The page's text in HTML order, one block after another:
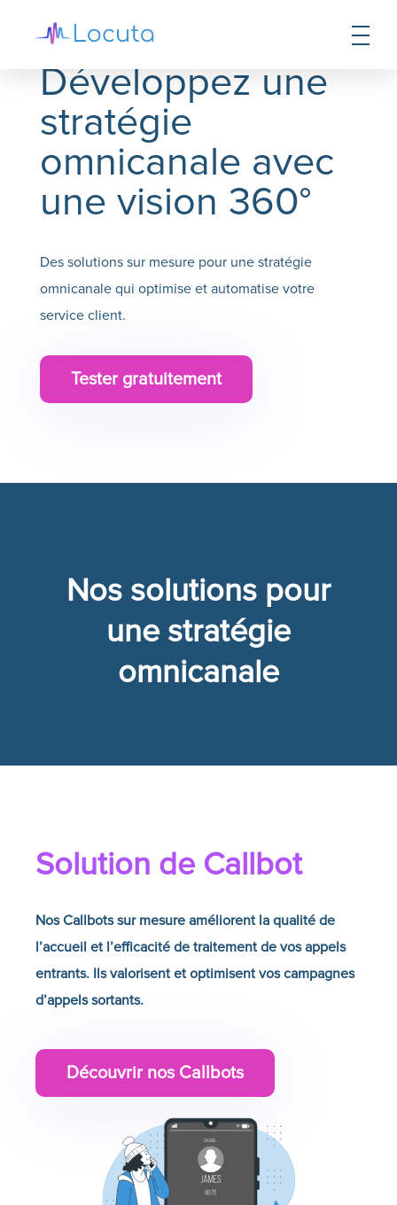
Développez une
stratégie
omnicanale avec
une vision 360°
Des solutions sur mesure pour une stratégie
omnicanale qui optimise et automatise votre
service client.
Tester gratuitement
Nos solutions pour
une stratégie
omnicanale
Solution de Callbot
Nos Callbots sur mesure améliorent la qualité de
l’accueil et l’efficacité de traitement de vos appels
entrants. Ils valorisent et optimisent vos campagnes
d’appels sortants.
Découvrir nos Callbots